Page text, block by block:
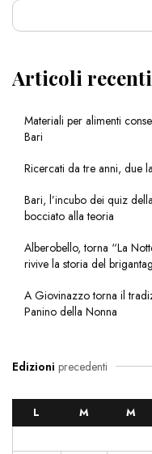
Articoli recenti
Materiali per alimenti
Bari
Ricercati da tre anni, due
Bari, l’incubo dei quiz
bocciato alla teoria
Alberobello, torna “La
rivive la storia del
A Giovinazzo torna il
Panino della Nonna
Edizioni precedenti
L M M